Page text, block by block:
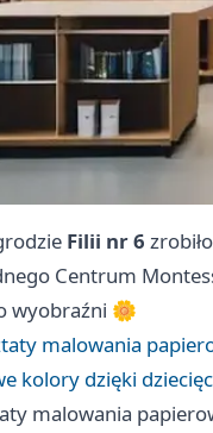
Filii nr 6
Centrum
wyobraźni 🌼
malowania
kolory dzięki
malowania